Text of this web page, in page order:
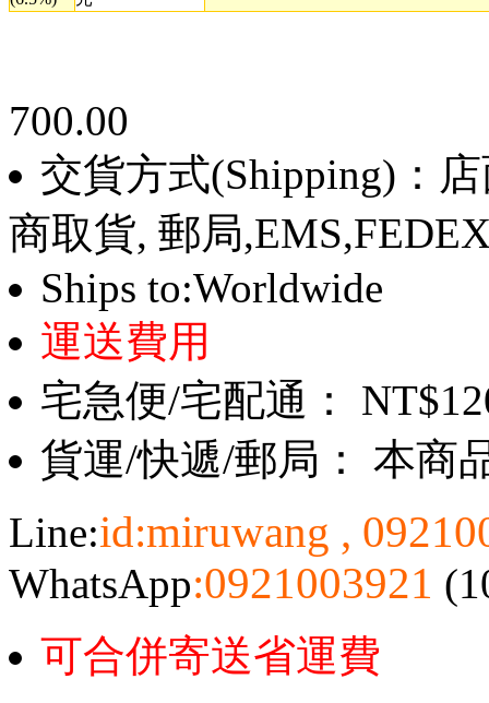
700.00
交貨方式(Shipping)：
商取貨, 郵局
Ships to:Worldwide
運送費用
宅急便/宅配通：
貨運/快遞/郵局： 本商
Line:id:miruwang ,
WhatsApp:0921003921
可合併寄送省運費